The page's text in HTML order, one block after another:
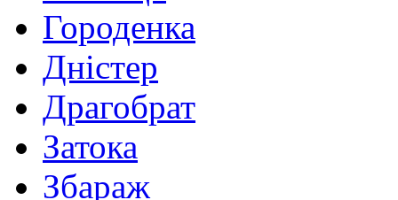
Городенка
Дністер
Драгобрат
Затока
Збараж